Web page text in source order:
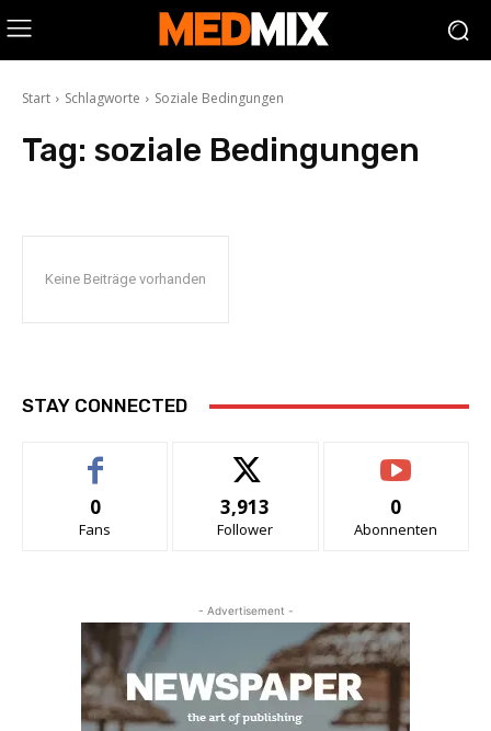
Start Schlagworte Soziale Bedingungen
Tag: soziale Bedingungen
Keine Beiträge vorhanden
STAY CONNECTED
0
Fans
3,913
Follower
0
Abonnenten
- Advertisement -